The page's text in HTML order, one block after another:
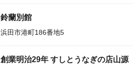
鈴蘭別館
浜田市港町186番地5
創業明治29年 すしとうなぎの店山源